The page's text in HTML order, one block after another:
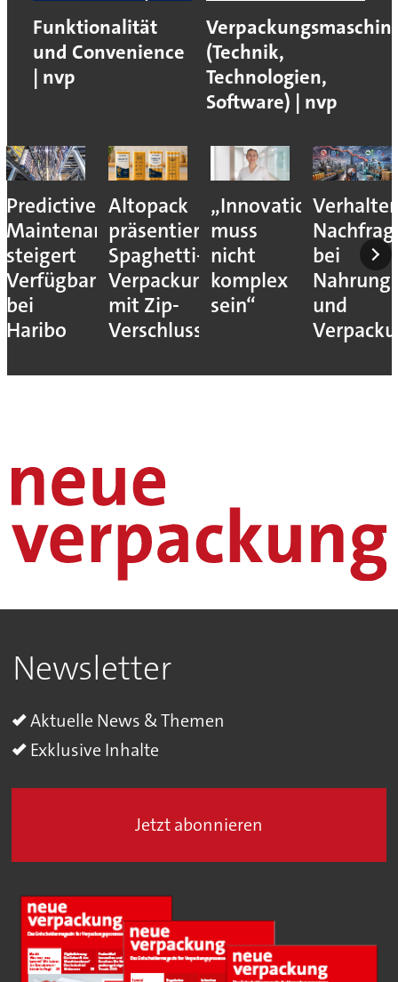
Funktionalität
und Convenience
| nvp
(Technik,
Technologien,
Software) | nvp
Predictive
Maintenance
steigert
Verfügbarkeit
bei
Haribo
Altopack
präsentiert
Spaghetti-
Verpackung
mit Zip-
Verschluss
„Innovation
muss
nicht
komplex
sein“
bei
und
Newsletter
Aktuelle News & Themen
Exklusive Inhalte
Jetzt abonnieren